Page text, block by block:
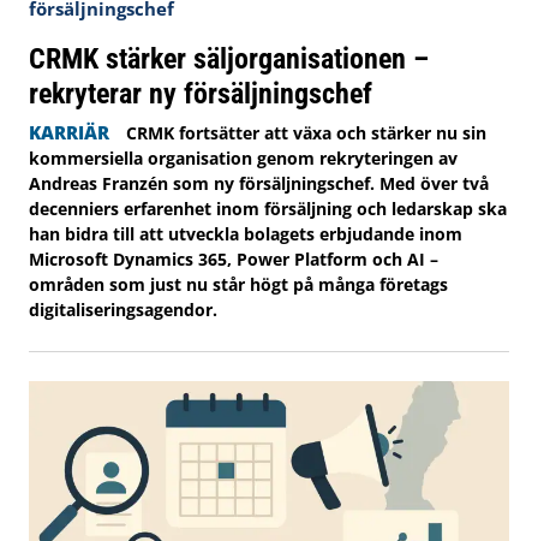
CRMK stärker säljorganisationen –
rekryterar ny försäljningschef
KARRIÄR
CRMK fortsätter att växa och stärker nu sin
kommersiella organisation genom rekryteringen av
Andreas Franzén som ny försäljningschef. Med över två
decenniers erfarenhet inom försäljning och ledarskap ska
han bidra till att utveckla bolagets erbjudande inom
Microsoft Dynamics 365, Power Platform och AI –
områden som just nu står högt på många företags
digitaliseringsagendor.